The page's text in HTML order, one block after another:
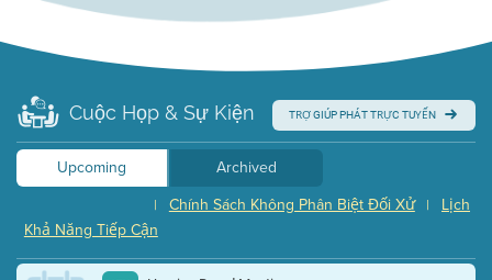
Cuộc Họp & Sự Kiện TRỢ GIÚP PHÁT TRỰC TUYẾN
Upcoming
Archived
Lịch
|
Chính Sách Không Phân Biệt Đối Xử
|
Khả Năng Tiếp Cận